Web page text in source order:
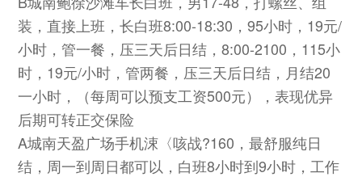
装，直接上班，长白班8:00-18:30，95小时，19元/
小时，管一餐，压三天后日结，8:00-2100，115小
时，19元/小时，管两餐，压三天后日结，月结20
一小时，（每周可以预支工资500元），表现优异
后期可转正交保险
A城南天盈广场手机涑〈咳战?160，最舒服纯日
结，周一到周日都可以，白班8小时到9小时，工作